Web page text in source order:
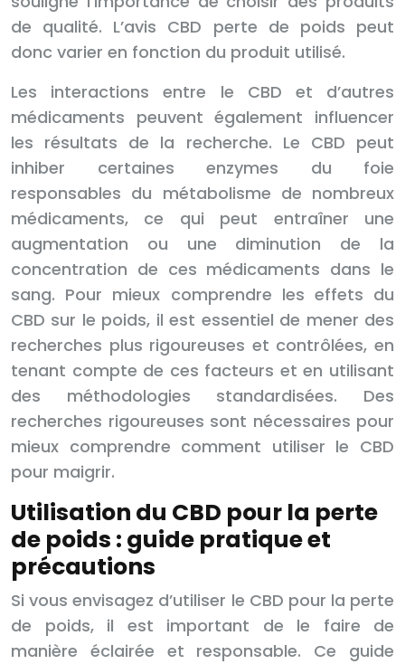
de qualité. L’avis CBD perte de poids peut
donc varier en fonction du produit utilisé.
Les interactions entre le CBD et d’autres
médicaments peuvent également influencer
les résultats de la recherche. Le CBD peut
inhiber certaines enzymes du foie
responsables du métabolisme de nombreux
médicaments, ce qui peut entraîner une
augmentation ou une diminution de la
concentration de ces médicaments dans le
sang. Pour mieux comprendre les effets du
CBD sur le poids, il est essentiel de mener des
recherches plus rigoureuses et contrôlées, en
tenant compte de ces facteurs et en utilisant
des méthodologies standardisées. Des
recherches rigoureuses sont nécessaires pour
mieux comprendre comment utiliser le CBD
pour maigrir.
Utilisation du CBD pour la perte
de poids : guide pratique et
précautions
Si vous envisagez d’utiliser le CBD pour la perte
de poids, il est important de le faire de
manière éclairée et responsable. Ce guide